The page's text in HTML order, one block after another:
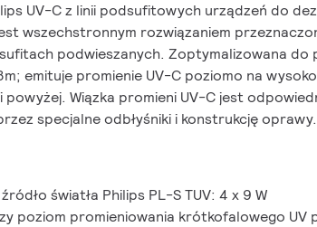
UV-C z linii podsufitowych urządzeń do
wszechstronnym rozwiązaniem
podwieszanych. Zoptymalizowana do
emituje promienie UV-C poziomo na
powyżej. Wiązka promieni UV-C jest
specjalne odbłyśniki i konstrukcję
pracy w pomieszczeniu, w którym działa
światła Philips PL-S TUV: 4 x 9 W
poziom promieniowania krótkofalowego UV